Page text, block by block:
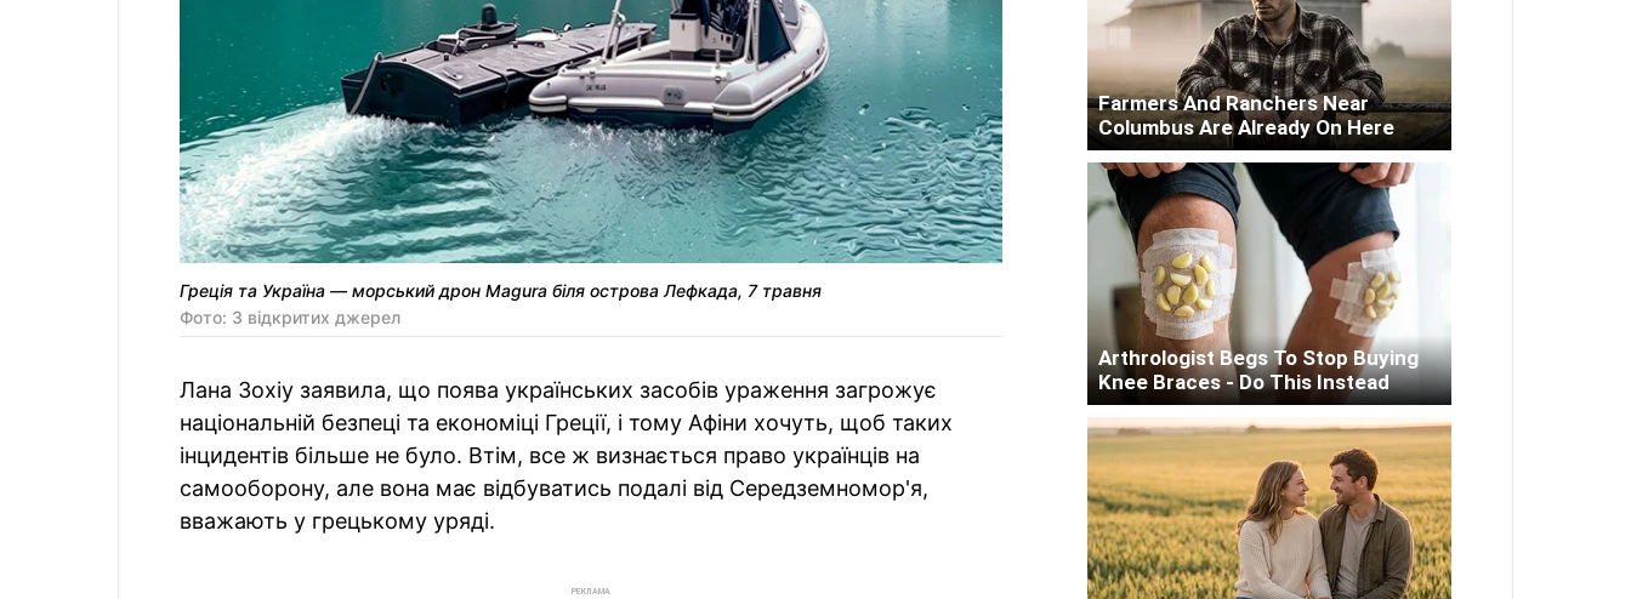
Греція та Україна — морський дрон Magura біля острова Лефкада, 7 травня
Фото: З відкритих джерел
Лана Зохіу заявила, що поява українських засобів ураження загрожує
національній безпеці та економіці Греції, і тому Афіни хочуть, щоб таких
інцидентів більше не було. Втім, все ж визнається право українців на
самооборону, але вона має відбуватись подалі від Середземномор'я,
вважають у грецькому уряді.
РЕКЛАМА
Farmers And Ranchers Near
Columbus Are Already On Here
Arthrologist Begs To Stop Buying
Knee Braces - Do This Instead